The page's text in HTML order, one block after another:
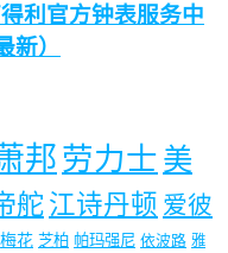
利官方钟表服务中
新）
邦 劳力士 美
舵 江诗丹顿 爱彼
梅花 芝柏 帕玛强尼 依波路 雅